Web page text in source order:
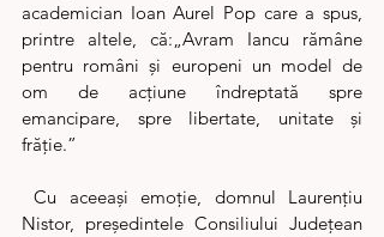
academician Ioan Aurel Pop care a spus,
printre altele, că:„Avram Iancu rămâne
pentru români și europeni un model de
om de acțiune îndreptată spre
emancipare, spre libertate, unitate și
frăție.”
Cu aceeași emoție, domnul Laurențiu
Nistor, președintele Consiliului Județean